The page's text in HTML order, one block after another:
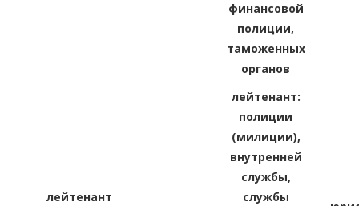
финансовой
полиции,
таможенных
органов
лейтенант
лейтенант:
полиции
(милиции),
внутренней
службы,
службы